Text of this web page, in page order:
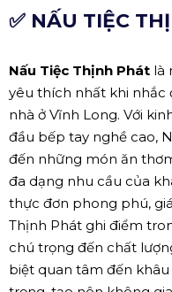
✅ NẤU TIỆC
Nấu Tiệc Thịnh Phát là
yêu thích nhất khi nhắc
nhà ở Vĩnh Long. Với
đầu bếp tay nghề cao,
đến những món ăn
đa dạng nhu cầu của
thực đơn phong phú,
Thịnh Phát ghi điểm
chú trọng đến chất
biệt quan tâm đến